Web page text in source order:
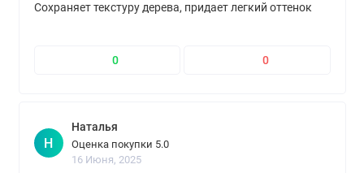
Сохраняет текстуру дерева, придает легкий оттенок
самостоятельно - то это для вас!
0 0
Н
Наталья
Оценка покупки 5.0
16 Июня, 2025